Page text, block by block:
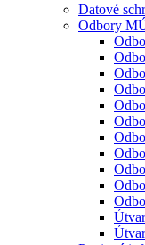
Datové
Odbory